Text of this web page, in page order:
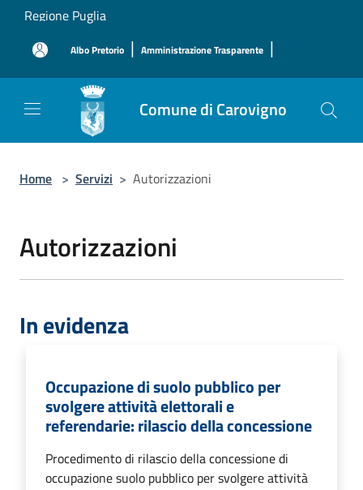
Salta al contenuto principale
Regione Puglia
Albo Pretorio | Amministrazione Trasparente |
Comune di Carovigno
Home > Servizi > Autorizzazioni
Autorizzazioni
In evidenza
Occupazione di suolo pubblico per
svolgere attività elettorali e
referendarie: rilascio della concessione
Procedimento di rilascio della concessione di
occupazione suolo pubblico per svolgere attività